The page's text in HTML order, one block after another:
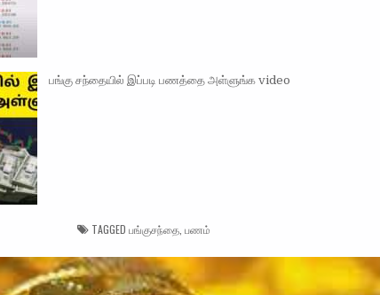
பங்கு சந்தையில் இப்படி பணத்தை அள்ளுங்க video
TAGGEDபங்குசந்தை ,பணம்